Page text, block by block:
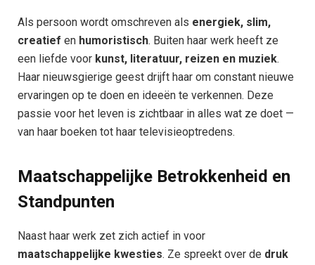
Als persoon wordt omschreven als energiek, slim,
creatief en humoristisch. Buiten haar werk heeft ze
een liefde voor kunst, literatuur, reizen en muziek.
Haar nieuwsgierige geest drijft haar om constant nieuwe
ervaringen op te doen en ideeën te verkennen. Deze
passie voor het leven is zichtbaar in alles wat ze doet —
van haar boeken tot haar televisieoptredens.
Maatschappelijke Betrokkenheid en
Standpunten
Naast haar werk zet zich actief in voor
maatschappelijke kwesties. Ze spreekt over de druk